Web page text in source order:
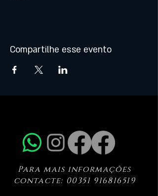
Compartilhe esse evento
Para mais informações
contacte: 00351 916816519